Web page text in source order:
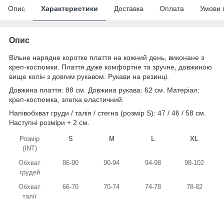
Опис Характеристики Доставка Оплата Умови
Опис
Вільне нарядне коротке плаття на кожний день, виконане з
креп-костюмки. Плаття дуже комфортне та зручне, довжиною
вище колін з довгим рукавом. Рукави на резинці.
Довжина плаття: 88 см. Довжина рукава: 62 см. Матеріал:
креп-костюмка, злегка еластичний.
Напівобхват груди / талія / стегна (розмір S): 47 / 46 / 58 см.
Наступні розміри + 2 см.
Розмір
(INT)
S M L XL
Обхват
грудей
86-90 90-94 94-98 98-102
Обхват
талії
66-70 70-74 74-78 78-82